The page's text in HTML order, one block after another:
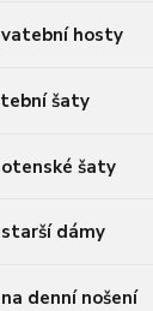
hosty
šaty
šaty
dámy
denní nošení